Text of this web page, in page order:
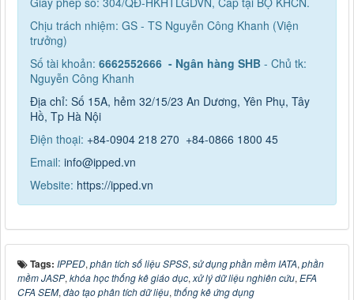
Chịu trách nhiệm: GS - TS Nguyễn Công Khanh (Viện
trưởng)
Số tài khoản: 6662552666 - Ngân hàng SHB - Chủ tk:
Nguyễn Công Khanh
Địa chỉ: Số 15A, hẻm 32/15/23 An Dương, Yên Phụ, Tây
Hồ, Tp Hà Nội
Điện thoại: +84-0904 218 270 +84-0866 1800 45
Email: info@ipped.vn
Website: https://ipped.vn
Tags: IPPED, phân tích số liệu SPSS, sử dụng phần mềm IATA, phần
mềm JASP, khóa học thống kê giáo dục, xử lý dữ liệu nghiên cứu, EFA
CFA SEM, đào tạo phân tích dữ liệu, thống kê ứng dụng